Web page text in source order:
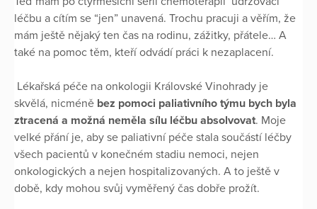
léčbu a cítím se “jen” unavená. Trochu pracuji a věřím, že
mám ještě nějaký ten čas na rodinu, zážitky, přátele… A
také na pomoc těm, kteří odvádí práci k nezaplacení.
Lékařská péče na onkologii Královské Vinohrady je
skvělá, nicméně bez pomoci paliativního týmu bych byla
ztracená a možná neměla sílu léčbu absolvovat. Moje
velké přání je, aby se paliativní péče stala součástí léčby
všech pacientů v konečném stadiu nemoci, nejen
onkologických a nejen hospitalizovaných. A to ještě v
době, kdy mohou svůj vyměřený čas dobře prožít.